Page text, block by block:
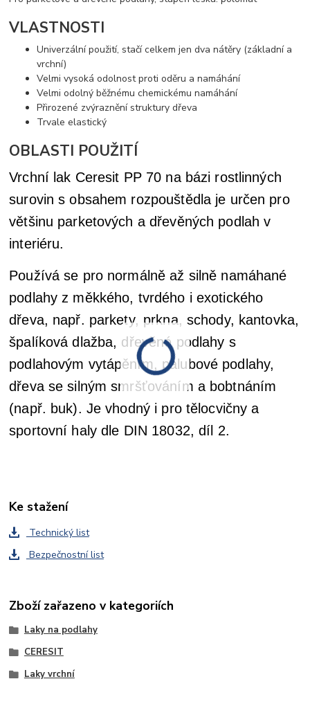
VLASTNOSTI
Univerzální použití, stačí celkem jen dva nátěry (základní a
vrchní)
Velmi vysoká odolnost proti oděru a namáhání
Velmi odolný běžnému chemickému namáhání
Přirozené zvýraznění struktury dřeva
Trvale elastický
OBLASTI POUŽITÍ
Vrchní lak Ceresit PP 70 na bázi rostlinných
surovin s obsahem rozpouštědla je určen pro
většinu parketových a dřevěných podlah v
interiéru.
Používá se pro normálně až silně namáhané
podlahy z měkkého, tvrdého i exotického
dřeva, např. parkety, prkna, schody, kantovka,
špalíková dlažba, dřevěné podlahy s
podlahovým vytápěním, palubové podlahy,
dřeva se silným smršťováním a bobtnáním
(např. buk). Je vhodný i pro tělocvičny a
sportovní haly dle DIN 18032, díl 2.
Ke stažení
Technický list
Bezpečnostní list
Zboží zařazeno v kategoriích
Laky na podlahy
CERESIT
Laky vrchní